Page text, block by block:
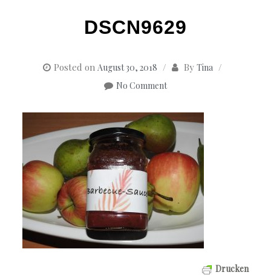
DSCN9629
Posted on August 30, 2018 By Tina
No Comment
Drucken